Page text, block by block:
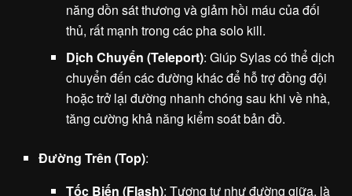
năng dồn sát thương và giảm hồi máu của đối
thủ, rất mạnh trong các pha solo kill.
Dịch Chuyển (Teleport): Giúp Sylas có thể dịch
chuyển đến các đường khác để hỗ trợ đồng đội
hoặc trở lại đường nhanh chóng sau khi về nhà,
tăng cường khả năng kiểm soát bản đồ.
Đường Trên (Top):
Tốc Biến (Flash): Tương tự như đường giữa, là